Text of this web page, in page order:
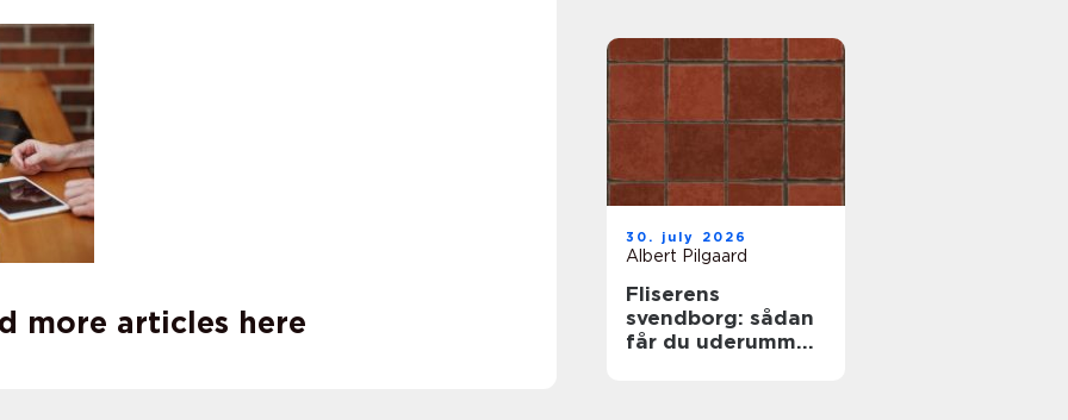
more articles here
30. july 2026
Albert Pilgaard
Fliserens
svendborg: sådan
får du uderummet